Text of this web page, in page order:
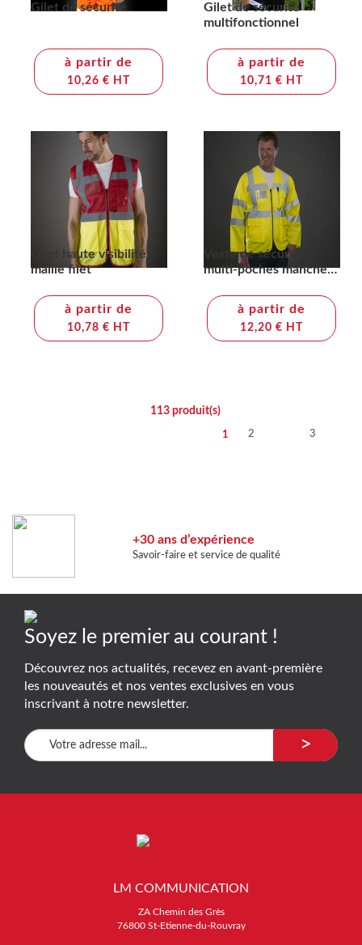
Gilet de sécurité
à partir de
10,26 € HT
Gilet de sécurité
multifonctionnel
à partir de
10,71 € HT
Gilet haute visibilité
maille filet
à partir de
10,78 € HT
Veste de sécurité
multi-poches manches
à partir de
12,20 € HT
113produit(s)
1 2 3
+30 ans d’expérience
Savoir-faire et service de qualité
Soyez le premier au courant !
Découvrez nos actualités, recevez en avant-première
les nouveautés et nos ventes exclusives en vous
inscrivant à notre newsletter.
>
LM COMMUNICATION
ZA Chemin des Grès
76800 St-Etienne-du-Rouvray